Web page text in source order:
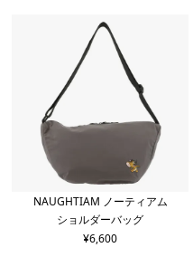
NAUGHTIAM ノーティアム
ショルダーバッグ
¥6,600